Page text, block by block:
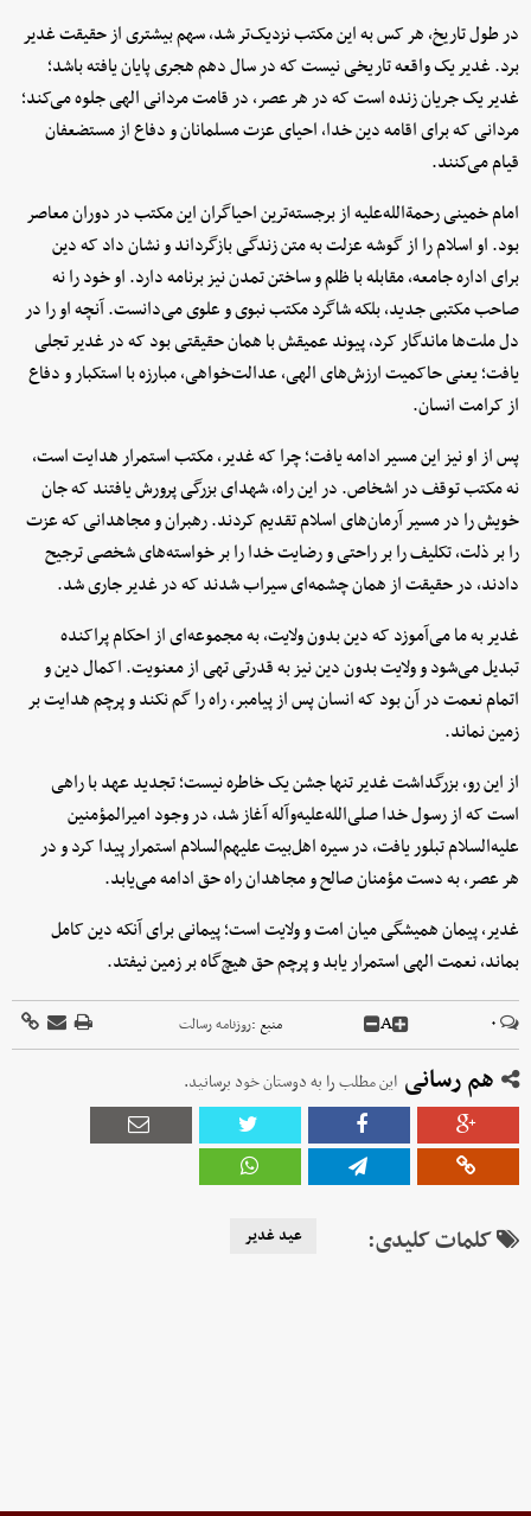
در طول تاریخ، هر کس به این مکتب نزدیک‌تر شد، سهم بیشتری از حقیقت غدیر
برد. غدیر یک واقعه تاریخی نیست که در سال دهم هجری پایان یافته باشد؛
غدیر یک جریان زنده است که در هر عصر، در قامت مردانی الهی جلوه می‌کند؛
مردانی که برای اقامه دین خدا، احیای عزت مسلمانان و دفاع از مستضعفان
قیام می‌کنند.
امام خمینی رحمة‌الله‌علیه از برجسته‌ترین احیاگران این مکتب در دوران معاصر
بود. او اسلام را از گوشه عزلت به متن زندگی بازگرداند و نشان داد که دین
برای اداره جامعه، مقابله با ظلم و ساختن تمدن نیز برنامه دارد. او خود را نه
صاحب مکتبی جدید، بلکه شاگرد مکتب نبوی و علوی می‌دانست. آنچه او را در
دل ملت‌ها ماندگار کرد، پیوند عمیقش با همان حقیقتی بود که در غدیر تجلی
یافت؛ یعنی حاکمیت ارزش‌های الهی، عدالت‌خواهی، مبارزه با استکبار و دفاع
از کرامت انسان.
پس از او نیز این مسیر ادامه یافت؛ چرا که غدیر، مکتب استمرار هدایت است،
نه مکتب توقف در اشخاص. در این راه، شهدای بزرگی پرورش یافتند که جان
خویش را در مسیر آرمان‌های اسلام تقدیم کردند. رهبران و مجاهدانی که عزت
را بر ذلت، تکلیف را بر راحتی و رضایت خدا را بر خواسته‌های شخصی ترجیح
دادند، در حقیقت از همان چشمه‌ای سیراب شدند که در غدیر جاری شد.
غدیر به ما می‌آموزد که دین بدون ولایت، به مجموعه‌ای از احکام پراکنده
تبدیل می‌شود و ولایت بدون دین نیز به قدرتی تهی از معنویت. اکمال دین و
اتمام نعمت در آن بود که انسان پس از پیامبر، راه را گم نکند و پرچم هدایت بر
زمین نماند.
از این رو، بزرگداشت غدیر تنها جشن یک خاطره نیست؛ تجدید عهد با راهی
است که از رسول خدا صلی‌الله‌علیه‌وآله آغاز شد، در وجود امیرالمؤمنین
علیه‌السلام تبلور یافت، در سیره اهل‌بیت علیهم‌السلام استمرار پیدا کرد و در
هر عصر، به دست مؤمنان صالح و مجاهدان راه حق ادامه می‌یابد.
غدیر، پیمان همیشگی میان امت و ولایت است؛ پیمانی برای آنکه دین کامل
بماند، نعمت الهی استمرار یابد و پرچم حق هیچ‌گاه بر زمین نیفتد.
۰ A منبع :روزنامه رسالت
هم رسانی این مطلب را به دوستان خود برسانید.
کلمات کلیدی: عید غدیر